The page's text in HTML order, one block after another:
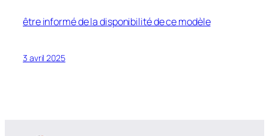
être informé de la disponibilité de ce modèle
3 avril 2025